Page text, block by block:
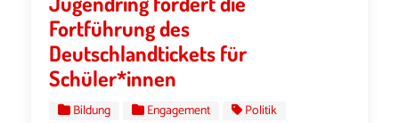
Fortführung des
Deutschlandtickets für
Schüler*innen
Bildung Engagement
Politik